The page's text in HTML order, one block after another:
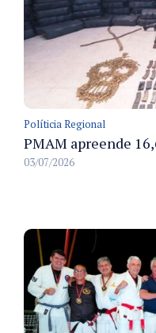
Políticia Regional
03/07/2026